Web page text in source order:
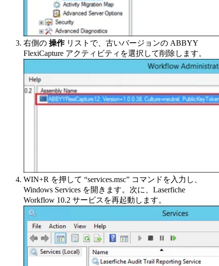
右側の 操作リストで、古いバージョンの ABBYY
FlexiCapture アクティビティを選択して削除します。
WIN+R を押して “services.msc” コマンドを入力し、
Windows Services を開きます。次に、Laserfiche
Workflow 10.2 サービスを再起動します。